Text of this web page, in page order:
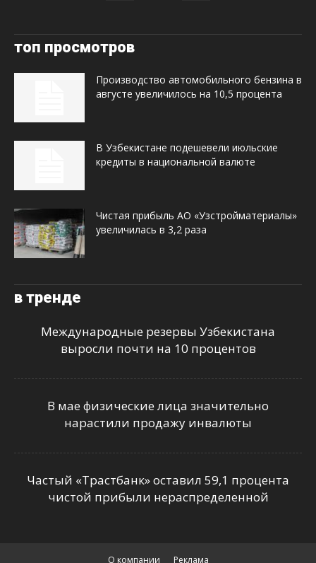
топ просмотров
Производство автомобильного бензина в
августе увеличилось на 10,5 процента
В Узбекистане подешевели июльские
кредиты в национальной валюте
Чистая прибыль АО «Узстройматериалы»
увеличилась в 3,2 раза
в тренде
Международные резервы Узбекистана
выросли почти на 10 процентов
В мае физические лица значительно
нарастили продажу инвалюты
Частый «Трастбанк» оставил 59,1 процента
чистой прибыли нераспределенной
О компании Реклама